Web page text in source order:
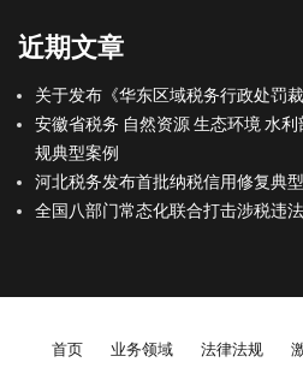
近期文章
关于发布《华东区域税务行政处罚
安徽省税务 自然资源 生态环境 水
规典型案例
河北税务发布首批纳税信用修复典
全国八部门常态化联合打击涉税违
Footer menu
首页 业务领域 法律法规